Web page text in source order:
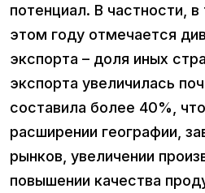
потенциал. В частности,
этом году отмечается
экспорта – доля иных
экспорта увеличилась
составила более 40%,
расширении географии,
рынков, увеличении
повышении качества